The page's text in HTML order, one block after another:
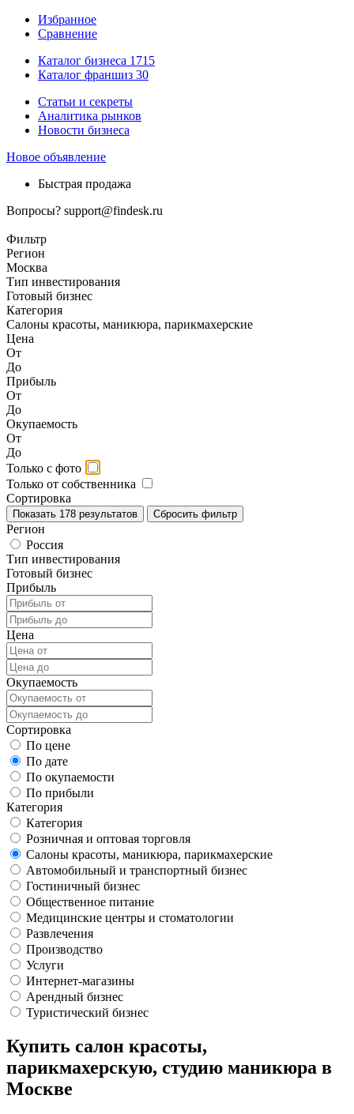
Избранное
Сравнение
Каталог бизнеса 1715
Каталог франшиз 30
Статьи и секреты
Аналитика рынков
Новости бизнеса
Новое объявление
Быстрая продажа
Вопросы? support@findesk.ru
Фильтр
Регион
Москва
Тип инвестирования
Готовый бизнес
Категория
Салоны красоты, маникюра, парикмахерские
Цена
От
До
Прибыль
От
До
Окупаемость
От
До
Только с фото
Только от собственника
Сортировка
Показать 178 результатов Сбросить фильтр
Регион
Россия
Тип инвестирования
Готовый бизнес
Прибыль
Цена
Окупаемость
Сортировка
По цене
По дате
По окупаемости
По прибыли
Категория
Категория
Розничная и оптовая торговля
Салоны красоты, маникюра, парикмахерские
Автомобильный и транспортный бизнес
Гостиничный бизнес
Общественное питание
Медицинские центры и стоматологии
Развлечения
Производство
Услуги
Интернет-магазины
Арендный бизнес
Туристический бизнес
Купить салон красоты,
парикмахерскую, студию маникюра в
Москве